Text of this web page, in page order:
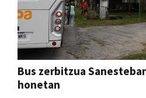
Bus zerbitzua
honetan